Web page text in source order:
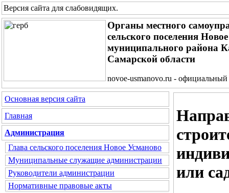
Версия сайта для слабовидящих.
Органы местного
сельского поселения
муниципального района
Самарской области
novoe-usmanovo.ru - официальный
Основная версия сайта
Главная
Администрация
Глава сельского поселения Новое Усманово
Муниципальные служащие администрации
Руководители администрации
Нормативные правовые акты
или